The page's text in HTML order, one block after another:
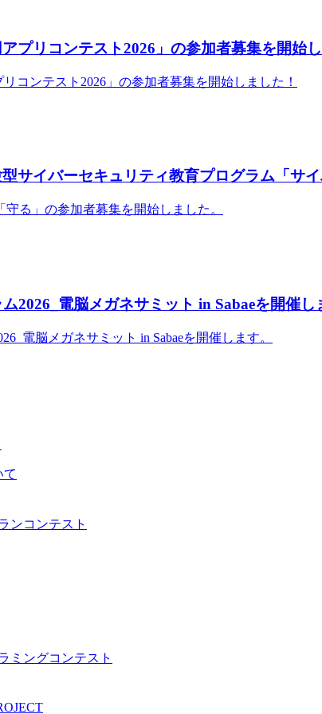
アプリコンテスト2026」の参加者募集を開始
コンテスト2026」の参加者募集を開始しました！
サイバーセキュリティ教育プログラム「サ
る」の参加者募集を開始しました。
2026_電脳メガネサミット in Sabaeを開催し
電脳メガネサミット in Sabaeを開催します。
て
ンコンテスト
ミングコンテスト